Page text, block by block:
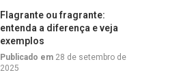
Flagrante ou fragrante:
entenda a diferença e veja
exemplos
Publicado em 28 de setembro de
2025